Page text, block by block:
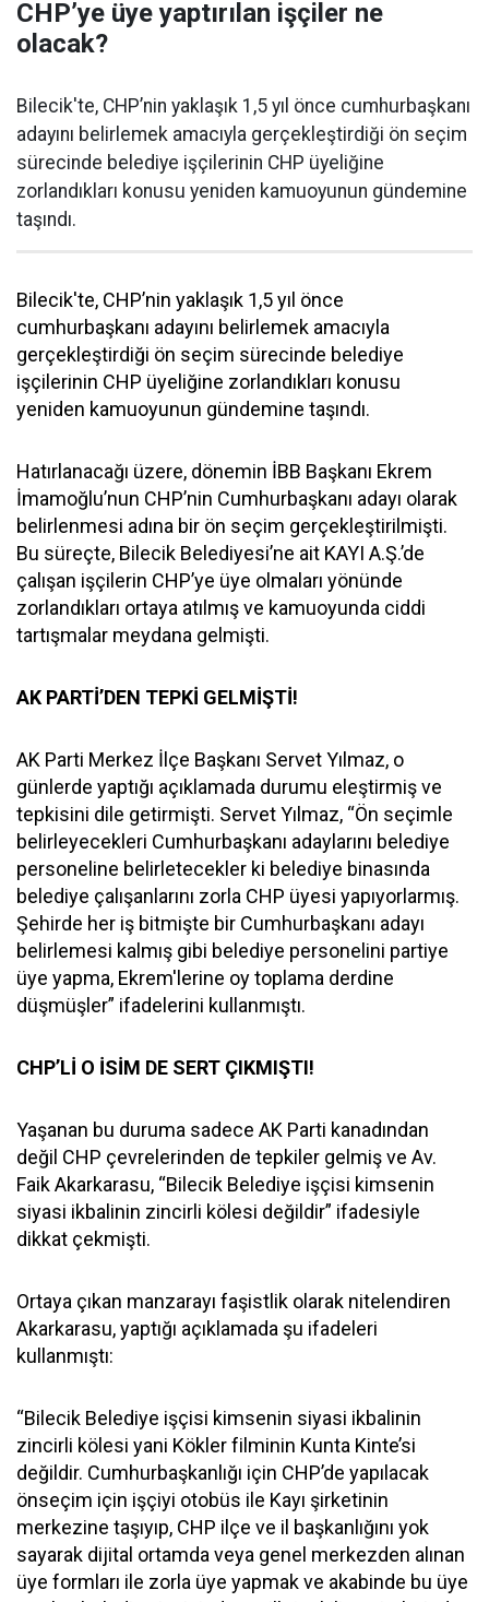
CHP’ye üye yaptırılan işçiler ne
olacak?
Bilecik'te, CHP’nin yaklaşık 1,5 yıl önce cumhurbaşkanı
adayını belirlemek amacıyla gerçekleştirdiği ön seçim
sürecinde belediye işçilerinin CHP üyeliğine
zorlandıkları konusu yeniden kamuoyunun gündemine
taşındı.
Bilecik'te, CHP’nin yaklaşık 1,5 yıl önce
cumhurbaşkanı adayını belirlemek amacıyla
gerçekleştirdiği ön seçim sürecinde belediye
işçilerinin CHP üyeliğine zorlandıkları konusu
yeniden kamuoyunun gündemine taşındı.
Hatırlanacağı üzere, dönemin İBB Başkanı Ekrem
İmamoğlu’nun CHP’nin Cumhurbaşkanı adayı olarak
belirlenmesi adına bir ön seçim gerçekleştirilmişti.
Bu süreçte, Bilecik Belediyesi’ne ait KAYI A.Ş.’de
çalışan işçilerin CHP’ye üye olmaları yönünde
zorlandıkları ortaya atılmış ve kamuoyunda ciddi
tartışmalar meydana gelmişti.
AK PARTİ’DEN TEPKİ GELMİŞTİ!
AK Parti Merkez İlçe Başkanı Servet Yılmaz, o
günlerde yaptığı açıklamada durumu eleştirmiş ve
tepkisini dile getirmişti. Servet Yılmaz, “Ön seçimle
belirleyecekleri Cumhurbaşkanı adaylarını belediye
personeline belirletecekler ki belediye binasında
belediye çalışanlarını zorla CHP üyesi yapıyorlarmış.
Şehirde her iş bitmişte bir Cumhurbaşkanı adayı
belirlemesi kalmış gibi belediye personelini partiye
üye yapma, Ekrem'lerine oy toplama derdine
düşmüşler” ifadelerini kullanmıştı.
CHP’Lİ O İSİM DE SERT ÇIKMIŞTI!
Yaşanan bu duruma sadece AK Parti kanadından
değil CHP çevrelerinden de tepkiler gelmiş ve Av.
Faik Akarkarasu, “Bilecik Belediye işçisi kimsenin
siyasi ikbalinin zincirli kölesi değildir” ifadesiyle
dikkat çekmişti.
Ortaya çıkan manzarayı faşistlik olarak nitelendiren
Akarkarasu, yaptığı açıklamada şu ifadeleri
kullanmıştı:
“Bilecik Belediye işçisi kimsenin siyasi ikbalinin
zincirli kölesi yani Kökler filminin Kunta Kinte’si
değildir. Cumhurbaşkanlığı için CHP’de yapılacak
önseçim için işçiyi otobüs ile Kayı şirketinin
merkezine taşıyıp, CHP ilçe ve il başkanlığını yok
sayarak dijital ortamda veya genel merkezden alınan
üye formları ile zorla üye yapmak ve akabinde bu üye